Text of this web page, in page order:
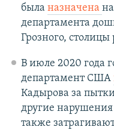
была назначена
департамента
Грозного, столицы
В июле 2020 года
департамент США
Кадырова за
другие
также